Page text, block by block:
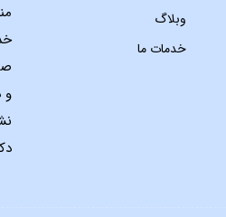
وبلاگ
خدمات ما
و